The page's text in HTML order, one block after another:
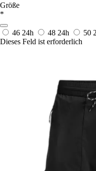
Größe
*
46 24h 48 24h 50
Dieses Feld ist erforderlich